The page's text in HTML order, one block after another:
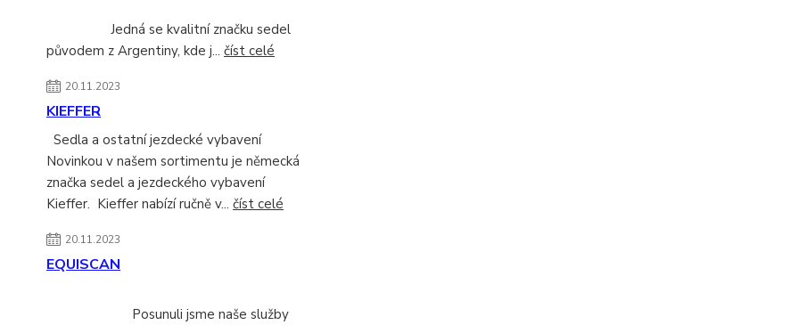
Jedná se kvalitní značku sedel
původem z Argentiny, kde j... číst celé
20.11.2023
KIEFFER
Sedla a ostatní jezdecké vybavení
Novinkou v našem sortimentu je německá
značka sedel a jezdeckého vybavení
Kieffer. Kieffer nabízí ručně v... číst celé
20.11.2023
EQUISCAN
Posunuli jsme naše služby